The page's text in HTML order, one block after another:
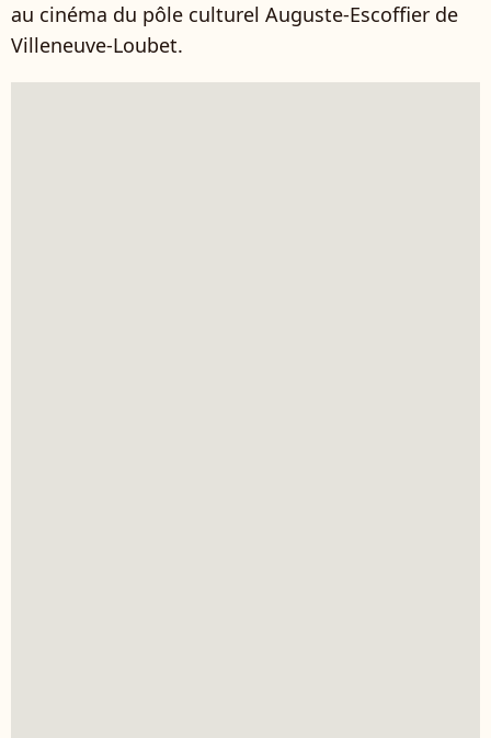
au cinéma du pôle culturel Auguste-Escoffier de
Villeneuve-Loubet.